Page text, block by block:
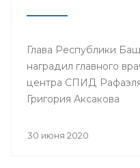
Глава Республики
наградил главного
центра СПИД
Григория Аксакова
30 июня 2020